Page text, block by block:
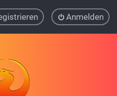
Anmelden